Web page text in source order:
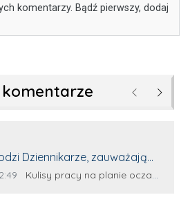
komentarzy. Bądź pierwszy, dodaj
Poprzednie
Dziennikarze, zauważają
które dopiero wkraczają
komentarza:
Źródło komentarza:
Kulisy pracy na planie oczami młodego filmowca